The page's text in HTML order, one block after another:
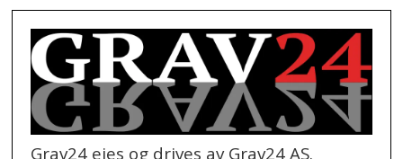
Grav24 eies og drives av Grav24 AS.